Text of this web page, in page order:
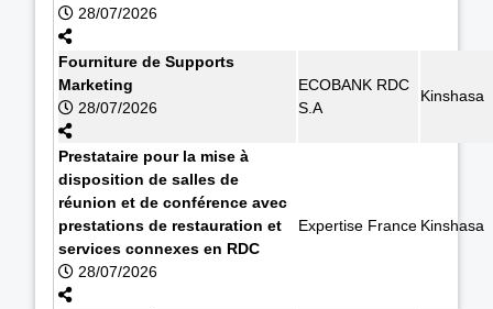
28/07/2026
Fourniture de Supports
Marketing
28/07/2026
ECOBANK RDC
S.A
Kinshasa
Prestataire pour la mise à
disposition de salles de
réunion et de conférence avec
prestations de restauration et
services connexes en RDC
28/07/2026
Expertise France Kinshasa